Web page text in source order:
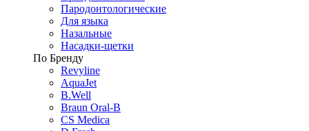
Пародонтологические
Для языка
Назальные
Насадки-щетки
По Бренду
Revyline
AquaJet
B.Well
Braun Oral-B
CS Medica